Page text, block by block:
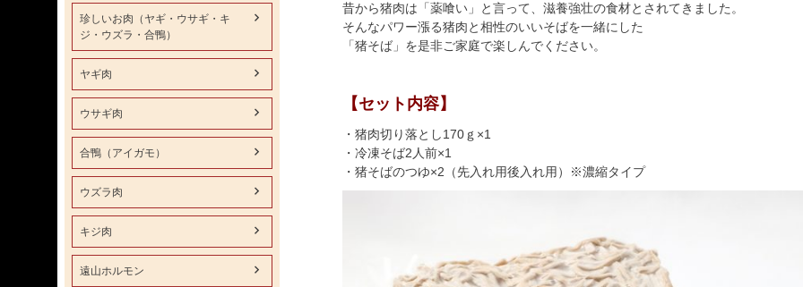
珍しいお肉（ヤギ・ウサギ・キ
ジ・ウズラ・合鴨）
ヤギ肉
ウサギ肉
合鴨（アイガモ）
ウズラ肉
キジ肉
遠山ホルモン
昔から猪肉は「薬喰い」と言って、滋養強壮の食材とされてきました。
そんなパワー漲る猪肉と相性のいいそばを一緒にした
「猪そば」を是非ご家庭で楽しんでください。
【セット内容】
・猪肉切り落とし170ｇ×1
・冷凍そば2人前×1
・猪そばのつゆ×2（先入れ用後入れ用）※濃縮タイプ